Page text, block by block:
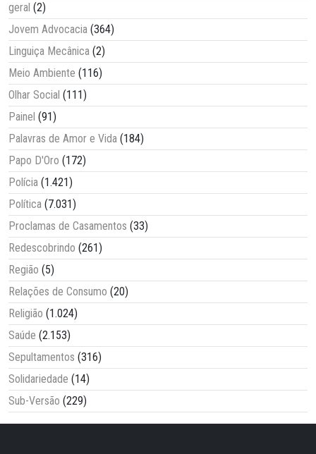
geral (2)
Jovem Advocacia (364)
Linguiça Mecânica (2)
Meio Ambiente (116)
Olhar Social (111)
Painel (91)
Palavras de Amor e Vida (184)
Papo D'Oro (172)
Polícia (1.421)
Política (7.031)
Proclamas de Casamentos (33)
Redescobrindo (261)
Região (5)
Relações de Consumo (20)
Religião (1.024)
Saúde (2.153)
Sepultamentos (316)
Solidariedade (14)
Sub-Versão (229)